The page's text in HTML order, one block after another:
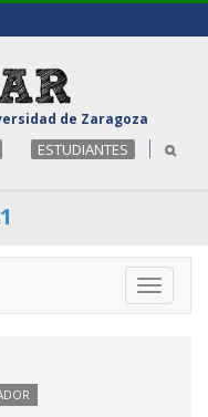
de Zaragoza
ESTUDIANTES
Toggle